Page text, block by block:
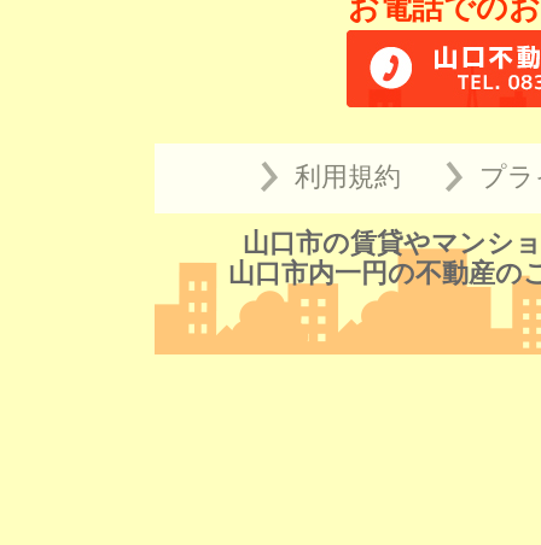
お電話での
利用規約 プ
山口市の賃貸やマンシ
山口市内一円の不動産の